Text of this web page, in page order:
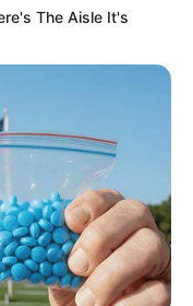
Says This
The Aisle It's